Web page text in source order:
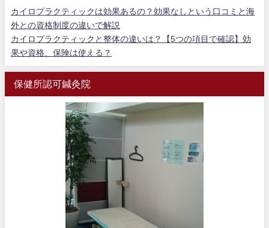
カイロプラクティックは効果あるの？効果なしという口コミと海
外との資格制度の違いで解説
カイロプラクティックと整体の違いは？【5つの項目で確認】効
果や資格、保険は使える？
保健所認可鍼灸院